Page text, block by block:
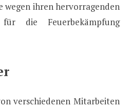
wegen ihren hervorragenden
für die Feuerbekämpfung
verschiedenen Mitarbeiten